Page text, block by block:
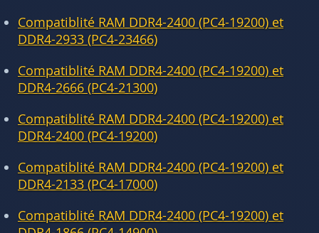
Compatiblité RAM DDR4-2400 (PC4-19200) et
DDR4-2933 (PC4-23466)
Compatiblité RAM DDR4-2400 (PC4-19200) et
DDR4-2666 (PC4-21300)
Compatiblité RAM DDR4-2400 (PC4-19200) et
DDR4-2400 (PC4-19200)
Compatiblité RAM DDR4-2400 (PC4-19200) et
DDR4-2133 (PC4-17000)
Compatiblité RAM DDR4-2400 (PC4-19200) et